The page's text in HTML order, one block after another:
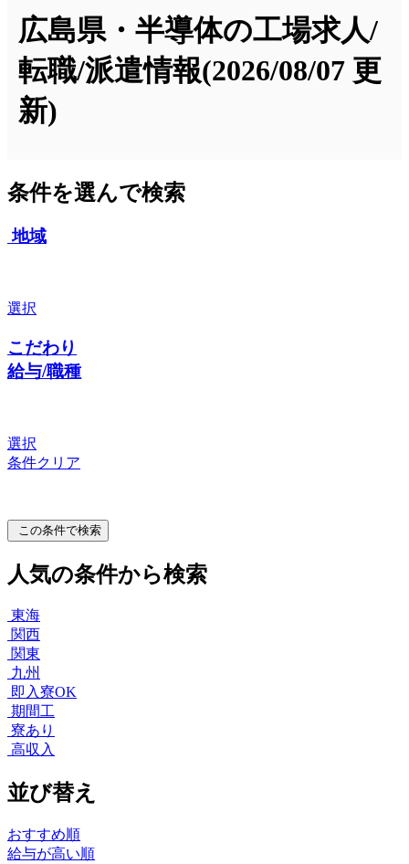
広島県・半導体の工場求人/
転職/派遣情報(2026/08/07 更
新)
条件を選んで検索
地域
選択
こだわり
給与/職種
選択
条件クリア
この条件で検索
人気の条件から検索
東海
関西
関東
九州
即入寮OK
期間工
寮あり
高収入
並び替え
おすすめ順
給与が高い順